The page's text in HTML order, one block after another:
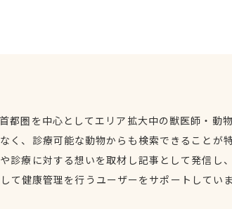
都圏を中心としてエリア拡大中の獣医師・動
く、診療可能な動物からも検索できることが
診療に対する想いを取材し記事として発信し
て健康管理を行うユーザーをサポートしてい